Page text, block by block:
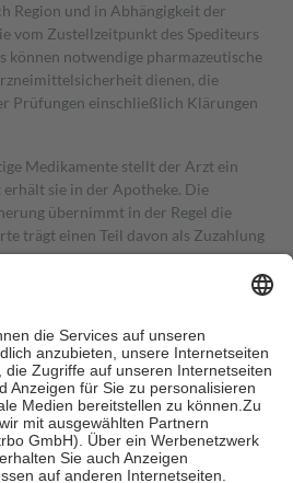
Region und in Abhängigkeit der
vom Zustellzeitpunkt des Spediteurs
können notwendige pharmazeutische
dienen, die
Prüfungen einschließlich Klärungen
Medikamente stellt der Arzt ein
erhält sie in der Apotheke. Die
übernimmt in der Regel die
trägt einen Teil davon als Zuzahlung
Zuzahlungen in Höhe von zehn
jedoch nie mehr als die tatsächlichen
auch für Online-Apotheken.
Krankenpflege beträgt die
Kosten sowie zehn Euro je
für ihre eigene Gesundheit zu